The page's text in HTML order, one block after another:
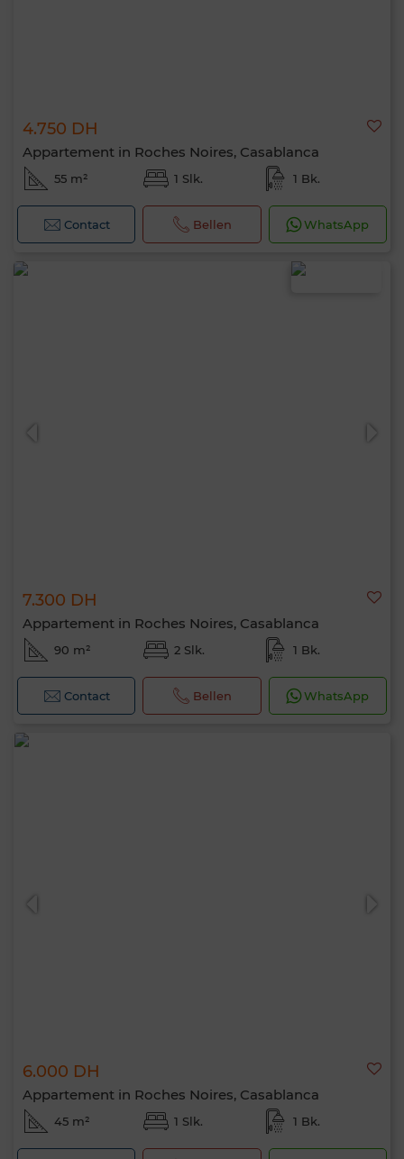
4.750 DH
Appartement in Roches Noires, Casablanca
55 m² 1 Slk. 1 Bk.
Contact Bellen WhatsApp
7.300 DH
Appartement in Roches Noires, Casablanca
90 m² 2 Slk. 1 Bk.
Contact Bellen WhatsApp
6.000 DH
Appartement in Roches Noires, Casablanca
45 m² 1 Slk. 1 Bk.